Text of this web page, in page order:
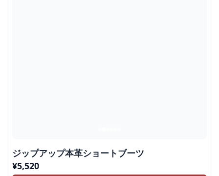
ジップアップ本革ショートブーツ
¥5,520